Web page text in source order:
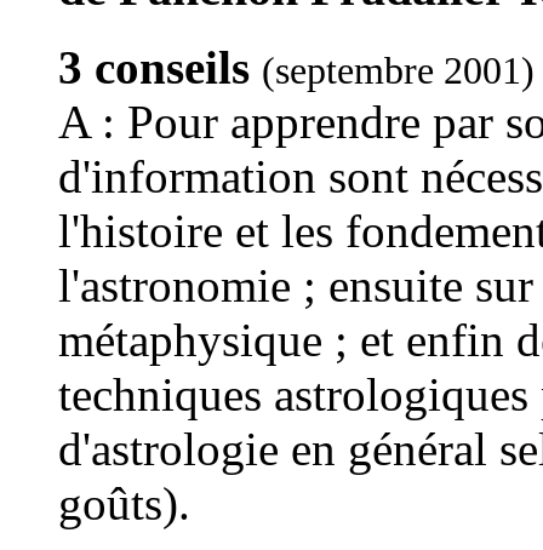
3 conseils (septembre 2001)
A : Pour apprendre par
d'information sont
l'histoire et les
l'astronomie ; ensuite
métaphysique ; et enfin
techniques
d'astrologie en général
goûts).